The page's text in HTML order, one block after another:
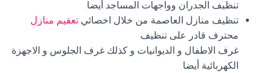
تنظيف الجدران وواجهات المساجد أيضا.
تنظيف منازل العاصمة من خلال اخصائي تعقيم منازل
محترف قادر على تنظيف
غرف الاطفال و الديوانيات و كذلك غرف الجلوس و الاجهزة
الكهربائية أيضا.